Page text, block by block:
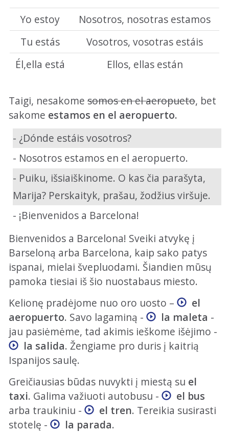
Yo estoy
Nosotros, nosotras estamos
Tu estás
Vosotros, vosotras estáis
Él,ella está
Ellos, ellas están
Taigi, nesakome somos en el aeropueto, bet
sakome estamos en el aeropuerto.
- ¿Dónde estáis vosotros?
- Nosotros estamos en el aeropuerto.
- Puiku, išsiaiškinome. O kas čia parašyta,
Marija? Perskaityk, prašau, žodžius viršuje.
- ¡Bienvenidos a Barcelona!
Bienvenidos a Barcelona! Sveiki atvykę į
Barseloną arba Barcelona, kaip sako patys
ispanai, mielai švepluodami. Šiandien mūsų
pamoka tiesiai iš šio nuostabaus miesto.
Kelionę pradėjome nuo oro uosto –
el
aeropuerto. Savo lagaminą - la maleta -
jau pasiėmėme, tad akimis ieškome išėjimo -
la salida. Žengiame pro duris į kaitrią
Ispanijos saulę.
Greičiausias būdas nuvykti į miestą su el
taxi. Galima važiuoti autobusu -
el bus
arba traukiniu -
el tren. Tereikia susirasti
stotelę -
la parada.